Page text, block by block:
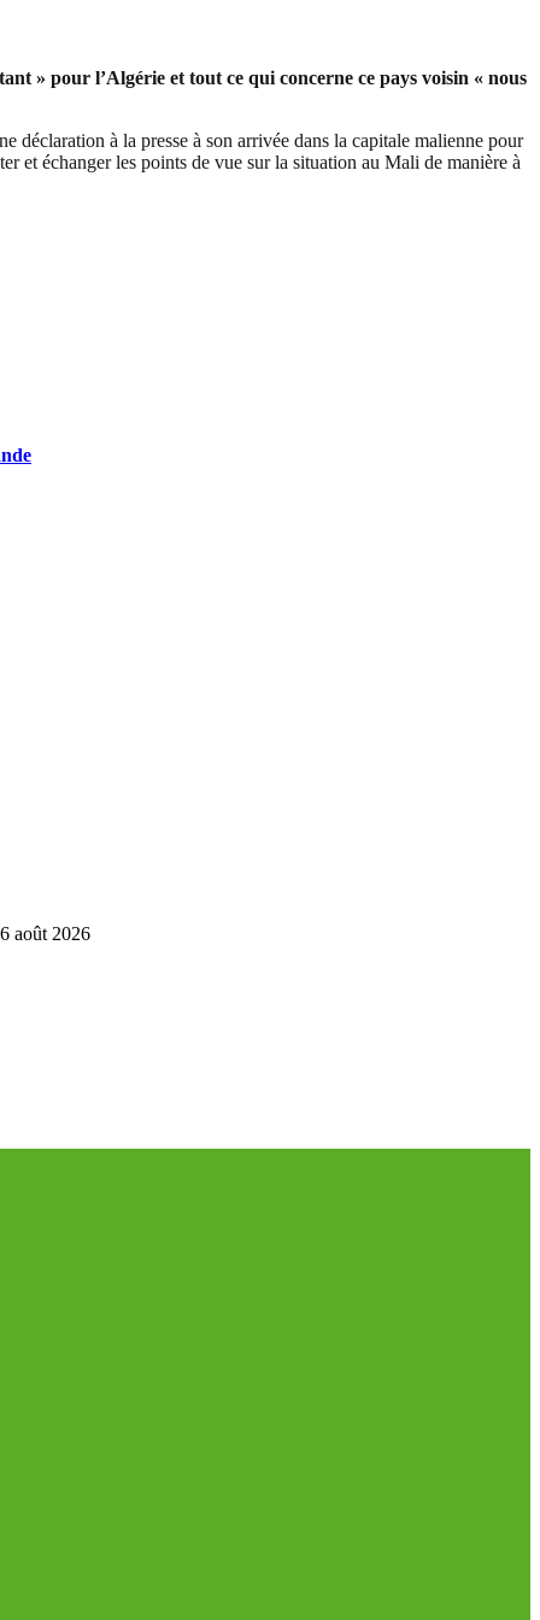
» pour l’Algérie et tout ce qui concerne ce pays voisin « nous
à la presse à son arrivée dans la capitale malienne pour
et échanger les points de vue sur la situation au Mali de manière à
6 août 2026